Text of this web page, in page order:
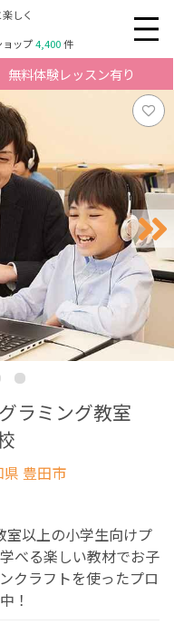
しく
ョップ4,400件
無料体験レッスン有り
ラミング教室
県 豊田市
以上の小学生向けプ
べる楽しい教材でお子
クラフトを使ったプロ
！